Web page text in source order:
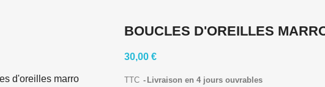
BOUCLES D'OREILLES
30,00 €
TTC Livraison en 4 jours ouvrables